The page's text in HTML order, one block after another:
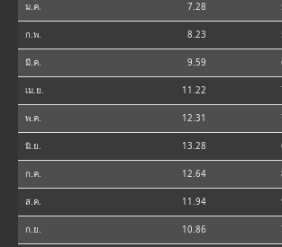
ม.ค. 7.28
ก.พ. 8.23
มี.ค. 9.59
เม.ย. 11.22
พ.ค. 12.31
มิ.ย. 13.28
ก.ค. 12.64
ส.ค. 11.94
ก.ย. 10.86